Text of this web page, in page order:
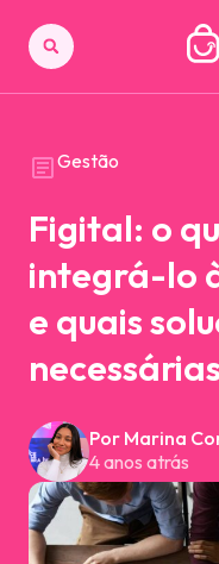
Gestão
Figital: o
integrá-lo
e quais
Por Marina
4 anos atrás